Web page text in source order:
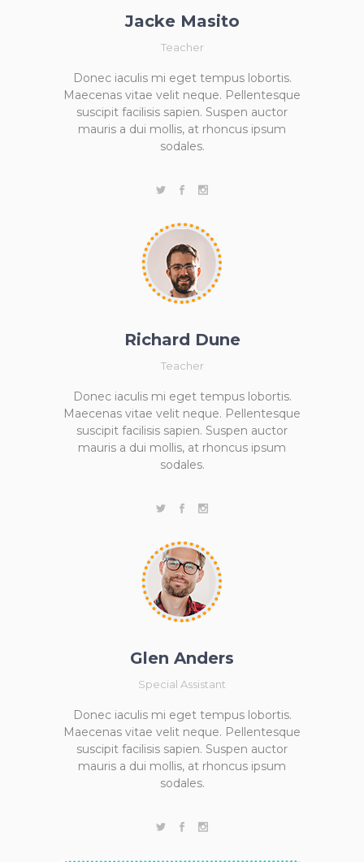
Jacke Masito
Teacher
Donec iaculis mi eget tempus lobortis.
Maecenas vitae velit neque. Pellentesque
suscipit facilisis sapien. Suspen auctor
mauris a dui mollis, at rhoncus ipsum
sodales.
Richard Dune
Teacher
Donec iaculis mi eget tempus lobortis.
Maecenas vitae velit neque. Pellentesque
suscipit facilisis sapien. Suspen auctor
mauris a dui mollis, at rhoncus ipsum
sodales.
Glen Anders
Special Assistant
Donec iaculis mi eget tempus lobortis.
Maecenas vitae velit neque. Pellentesque
suscipit facilisis sapien. Suspen auctor
mauris a dui mollis, at rhoncus ipsum
sodales.